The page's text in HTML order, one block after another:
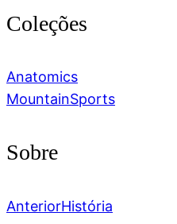
Coleções
Anatomics
MountainSports
Sobre
AnteriorHistória